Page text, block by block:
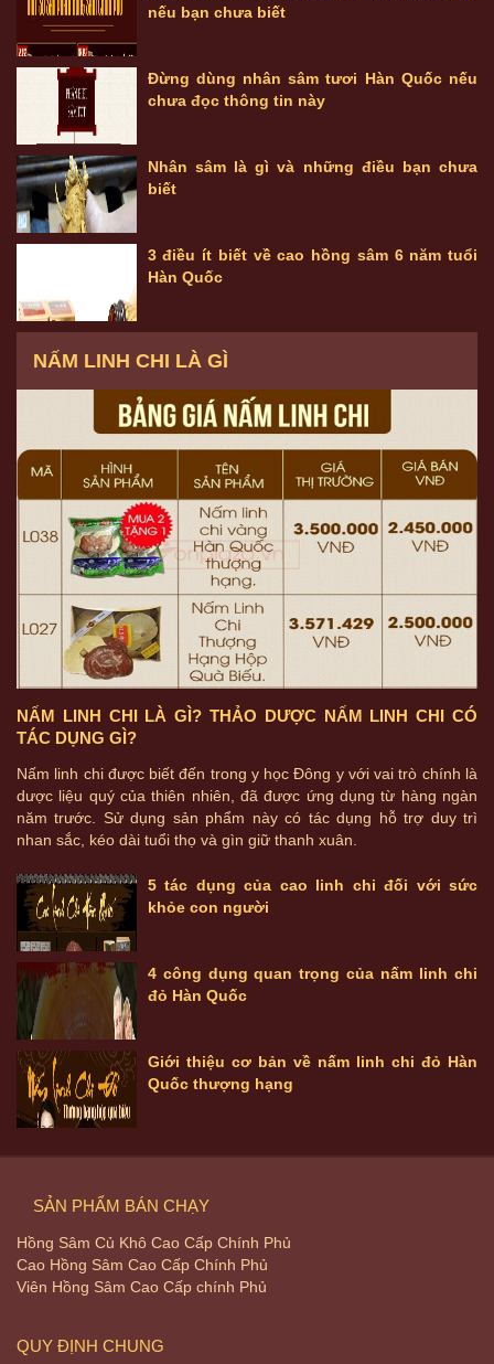
nếu bạn chưa biết
Đừng dùng nhân sâm tươi Hàn Quốc nếu
chưa đọc thông tin này
Nhân sâm là gì và những điều bạn chưa
biết
3 điều ít biết về cao hồng sâm 6 năm tuổi
Hàn Quốc
NẤM LINH CHI LÀ GÌ
NẤM LINH CHI LÀ GÌ? THẢO DƯỢC NẤM LINH CHI CÓ
TÁC DỤNG GÌ?
Nấm linh chi được biết đến trong y học Đông y với vai trò chính là
dược liệu quý của thiên nhiên, đã được ứng dụng từ hàng ngàn
năm trước. Sử dụng sản phẩm này có tác dụng hỗ trợ duy trì
nhan sắc, kéo dài tuổi thọ và gìn giữ thanh xuân.
5 tác dụng của cao linh chi đối với sức
khỏe con người
4 công dụng quan trọng của nấm linh chi
đỏ Hàn Quốc
Giới thiệu cơ bản về nấm linh chi đỏ Hàn
Quốc thượng hạng
SẢN PHẨM BÁN CHẠY
Hồng Sâm Củ Khô Cao Cấp Chính Phủ
Cao Hồng Sâm Cao Cấp Chính Phủ
Viên Hồng Sâm Cao Cấp chính Phủ
QUY ĐỊNH CHUNG